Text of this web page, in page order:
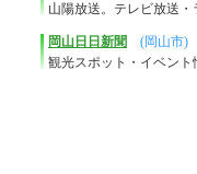
山陽放送。テレビ放送・
岡山日日新聞
(岡山市)
観光スポット・イベン